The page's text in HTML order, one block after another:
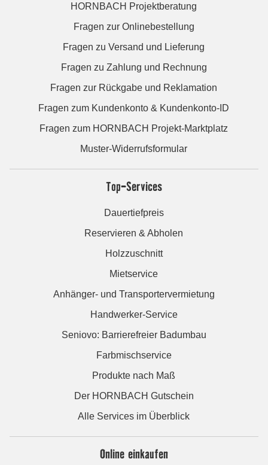
HORNBACH Projektberatung
Fragen zur Onlinebestellung
Fragen zu Versand und Lieferung
Fragen zu Zahlung und Rechnung
Fragen zur Rückgabe und Reklamation
Fragen zum Kundenkonto & Kundenkonto-ID
Fragen zum HORNBACH Projekt-Marktplatz
Muster-Widerrufsformular
Top-Services
Dauertiefpreis
Reservieren & Abholen
Holzzuschnitt
Mietservice
Anhänger- und Transportervermietung
Handwerker-Service
Seniovo: Barrierefreier Badumbau
Farbmischservice
Produkte nach Maß
Der HORNBACH Gutschein
Alle Services im Überblick
Online einkaufen